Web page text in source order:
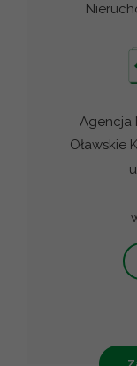
Agencja
Oławskie